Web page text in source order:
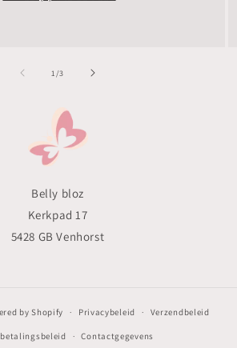
1 /van
3
Belly bloz
Kerkpad 17
5428 GB Venhorst
by Shopify Privacybeleid Verzendbeleid
Contactgegevens